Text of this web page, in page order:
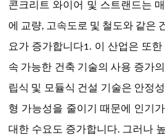
콘크리트 와이어 및 스트랜드는
에 교량, 고속도로 및 철도와 같은
요가 증가합니다1. 이 산업은 또
속 가능한 건축 기술의 사용 증가
립식 및 모듈식 건설 기술은 안정
형 가능성을 줄이기 때문에 인기
대한 수요도 증가합니다. 그러나